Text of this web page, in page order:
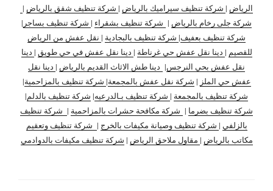
الرياض | شركة تنظيف سيراميك بالرياض | شركة تنظيف شقق بالرياض |
شركة جلى رخام بالرياض | شركة تنظيف بشقراء | شركة تنظيف بساجر |
شركة تنظيف بعفيف| شركة تنظيف بالبجادية | نقل عفش من الرياض
للقصيم | دينا نقل عفش حي غرناطة | دينا نقل عفش في حي طويق | دينا
نقل عفش بحي النرجس| دينا طش الاثاث القديم بالرياض | دينا نقل
عفش حي الملز | شركة نقل عفش بالمجمعة| شركة تنظيف بالمزاحمية|
شركة تنظيف بالمجمعة | شركة تنظيف بـالدرعيه| شركة تنظيف بالدلم|
شركة تنظيف بضرما | شركة مكافحة حشرات بالمزاحمية | شركة تنظيف
بالزلفي | شركة تنظيف وصيانة مكيفات بالخرج | شركة تنظيف وتعقيم
مكاتب بالرياض | مقاول ملاحق الرياض | شركة تنظيف مكيفات بالدوادمي